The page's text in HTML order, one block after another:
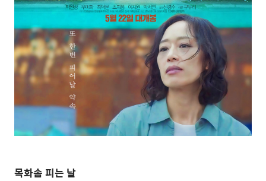
목화솜 피는 날